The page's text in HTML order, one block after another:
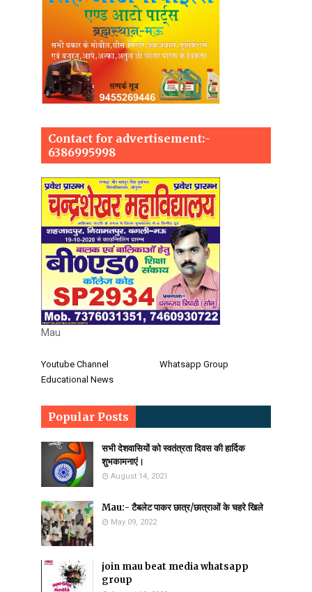
Contact for advertisement:-
6386995998
Mau
Youtube Channel
Whatsapp Group
Educational News
Popular Posts
सभी देशवासियों को स्वतंत्रता दिवस की हार्दिक
शुभकामनाएं।
August 14, 2021
Mau:- टैबलेट पाकर छात्र/छात्राओं के चहरे खिले
May 09, 2022
join mau beat media whatsapp
group